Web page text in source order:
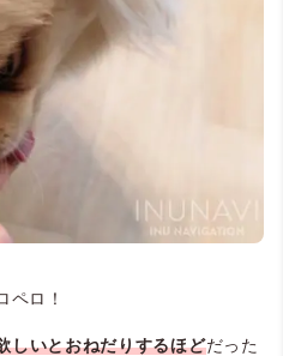
ペロ！
しいとおねだりするほどだった